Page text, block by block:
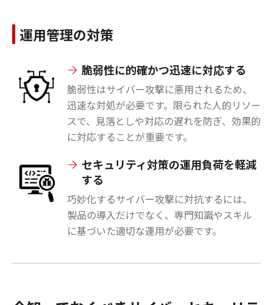
運用管理の対策
脆弱性に的確かつ迅速に対応する
脆弱性はサイバー攻撃に悪用されるため、
迅速な対処が必要です。限られた人的リソー
スで、見落としや対応の遅れを防ぎ、効果的
に対応することが重要です。
セキュリティ対策の運用負荷を軽減
する
巧妙化するサイバー攻撃に対抗するには、
製品の導入だけでなく、専門知識やスキル
に基づいた適切な運用が必要です。